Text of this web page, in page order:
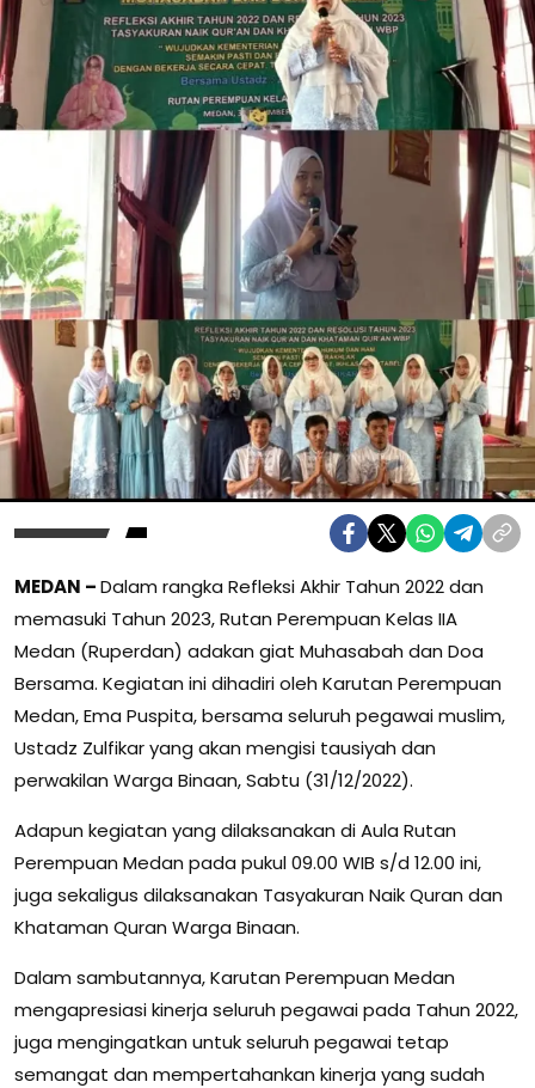
MEDAN –Dalam rangka Refleksi Akhir Tahun 2022 dan
memasuki Tahun 2023, Rutan Perempuan Kelas IIA
Medan (Ruperdan) adakan giat Muhasabah dan Doa
Bersama. Kegiatan ini dihadiri oleh Karutan Perempuan
Medan, Ema Puspita, bersama seluruh pegawai muslim,
Ustadz Zulfikar yang akan mengisi tausiyah dan
perwakilan Warga Binaan, Sabtu (31/12/2022).
Adapun kegiatan yang dilaksanakan di Aula Rutan
Perempuan Medan pada pukul 09.00 WIB s/d 12.00 ini,
juga sekaligus dilaksanakan Tasyakuran Naik Quran dan
Khataman Quran Warga Binaan.
Dalam sambutannya, Karutan Perempuan Medan
mengapresiasi kinerja seluruh pegawai pada Tahun 2022,
juga mengingatkan untuk seluruh pegawai tetap
semangat dan mempertahankan kinerja yang sudah